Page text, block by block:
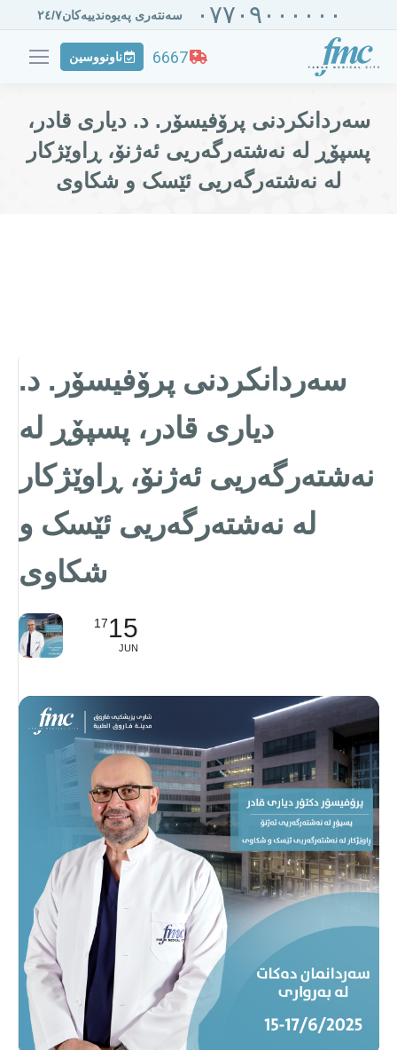
٠٧٧٠٩٠٠٠٠٠٠ سەنتەری پەیوەندییەکان٢٤/٧
6667 ناونووسین
سەردانکردنی پرۆفيسۆر. د. دیاری قادر،
پسپۆڕ لە نەشتەرگەريى ئەژنۆ، ڕاوێژكار
لە نەشتەرگەریی ئێسک و شکاوی
سەردانکردنی پرۆفيسۆر. د.
دیاری قادر، پسپۆڕ لە
نەشتەرگەريى ئەژنۆ، ڕاوێژكار
لە نەشتەرگەریی ئێسک و
شکاوی
15
JUN
17